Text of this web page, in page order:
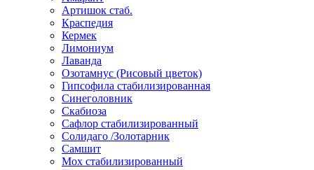
Артишок стаб.
Краспедия
Кермек
Лимониум
Лаванда
Озотамнус (Рисовый цветок)
Гипсофила стабилизированная
Синеголовник
Скабиоза
Сафлор стабилизированный
Солидаго /Золотарник
Самшит
Мох стабилизированный